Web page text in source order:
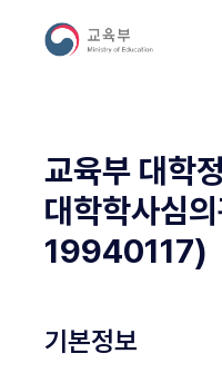
교육부 대학
대학학사심
19940117)
기본정보